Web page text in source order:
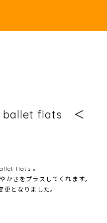
ballet flats ＜
flats 。
かさをプラスしてくれます。
となりました。